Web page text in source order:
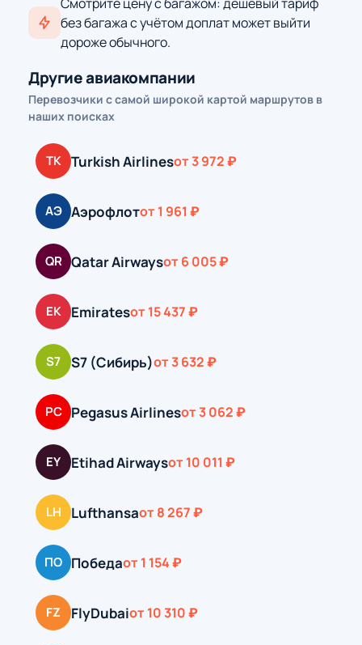
без багажа с учётом доплат может выйти
дороже обычного.
Другие авиакомпании
Перевозчики с самой широкой картой маршрутов в
наших поисках
TK Turkish Airlinesот 3 972 ₽
АЭ Аэрофлотот 1 961 ₽
QR Qatar Airwaysот 6 005 ₽
EK Emiratesот 15 437 ₽
S7 S7 (Сибирь)от 3 632 ₽
PC Pegasus Airlinesот 3 062 ₽
EY Etihad Airwaysот 10 011 ₽
LH Lufthansaот 8 267 ₽
ПО Победаот 1 154 ₽
FZ FlyDubaiот 10 310 ₽